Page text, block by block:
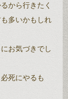
から行きたく
多いかもしれ
お気づきでし
死にやるも